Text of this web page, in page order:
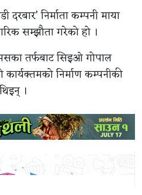
निर्माता कम्पनी माया
सम्झौता गरेको हो ।
तर्फबाट सिइओ गोपाल
निर्माण कम्पनीकी
।